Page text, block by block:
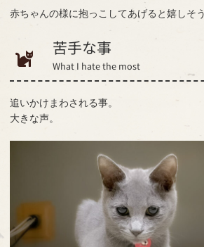
赤ちゃんの様に抱っこしてあげると嬉しそう
苦手な事
What I hate the most
追いかけまわされる事。
大きな声。